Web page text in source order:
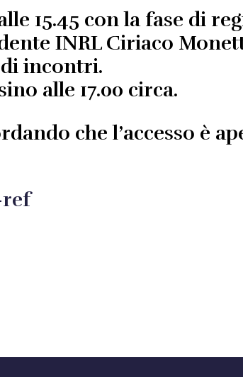
15.45 con la fase di
INRL Ciriaco
incontri.
alle 17.00 circa.
che l’accesso è
ref